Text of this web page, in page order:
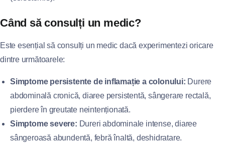
Când să consulți un medic?
Este esențial să consulți un medic dacă experimentezi oricare
dintre următoarele:
Simptome persistente de inflamație a colonului: Durere
abdominală cronică, diaree persistentă, sângerare rectală,
pierdere în greutate neintenționată.
Simptome severe: Dureri abdominale intense, diaree
sângeroasă abundentă, febră înaltă, deshidratare.